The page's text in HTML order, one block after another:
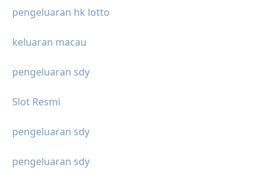
pengeluaran hk lotto
keluaran macau
pengeluaran sdy
Slot Resmi
pengeluaran sdy
pengeluaran sdy